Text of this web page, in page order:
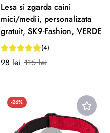
Lesa si zgarda caini
mici/medii, personalizata
gratuit, SK9-Fashion, VERDE
(4)
Preț
98 lei
Preț
115 lei
-26%